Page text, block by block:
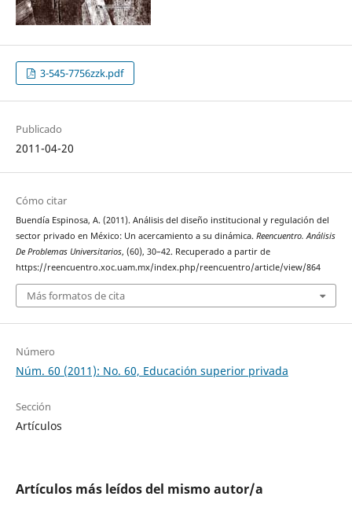
3-545-7756zzk.pdf
Publicado
2011-04-20
Cómo citar
Buendía Espinosa, A. (2011). Análisis del diseño institucional y regulación del
sector privado en México: Un acercamiento a su dinámica. Reencuentro. Análisis
De Problemas Universitarios, (60), 30–42. Recuperado a partir de
https://reencuentro.xoc.uam.mx/index.php/reencuentro/article/view/864
Más formatos de cita
Número
Núm. 60 (2011): No. 60, Educación superior privada
Sección
Artículos
Artículos más leídos del mismo autor/a